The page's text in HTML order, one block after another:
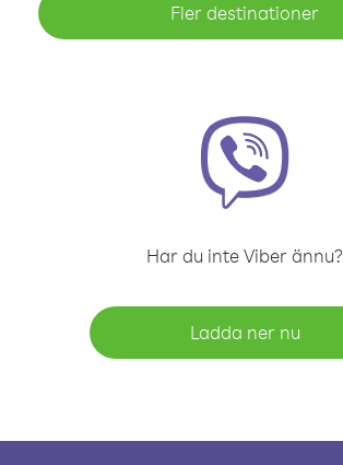
Fler destinationer
Har du inte Viber ännu?
Ladda ner nu